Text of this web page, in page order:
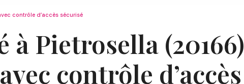
contrôle d’accès sécurisé
Pietrosella
contrôle d’accès